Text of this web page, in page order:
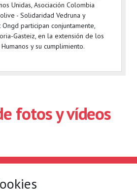
Unidas, Asociación Colombia
- Solidaridad Vedruna y
Ongd participan conjuntamente,
Gasteiz, en la extensión de los
y su cumplimiento.
fotos y vídeos
Por ejes de acción